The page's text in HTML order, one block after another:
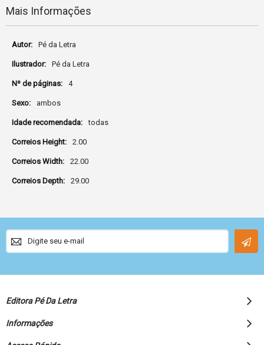
Mais Informações
Informações
Pé da Letra
Pé da Letra
4
ambos
todas
2.00
22.00
29.00
Sign
Up
for
Newsletter:
Editora Pé Da Letra
Informações